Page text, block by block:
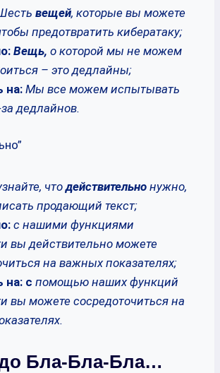
вещей, которые вы можете
предотвратить кибератаку;
Вещь, о которой мы не можем
– это дедлайны;
на: Мы все можем испытывать
дедлайнов.
чтодействительно нужно,
продающий текст;
с нашими функциями
вы действительно можете
на важных показателях;
на: с помощью наших функций
вы можете сосредоточиться на
Бла-Бла-Бла…